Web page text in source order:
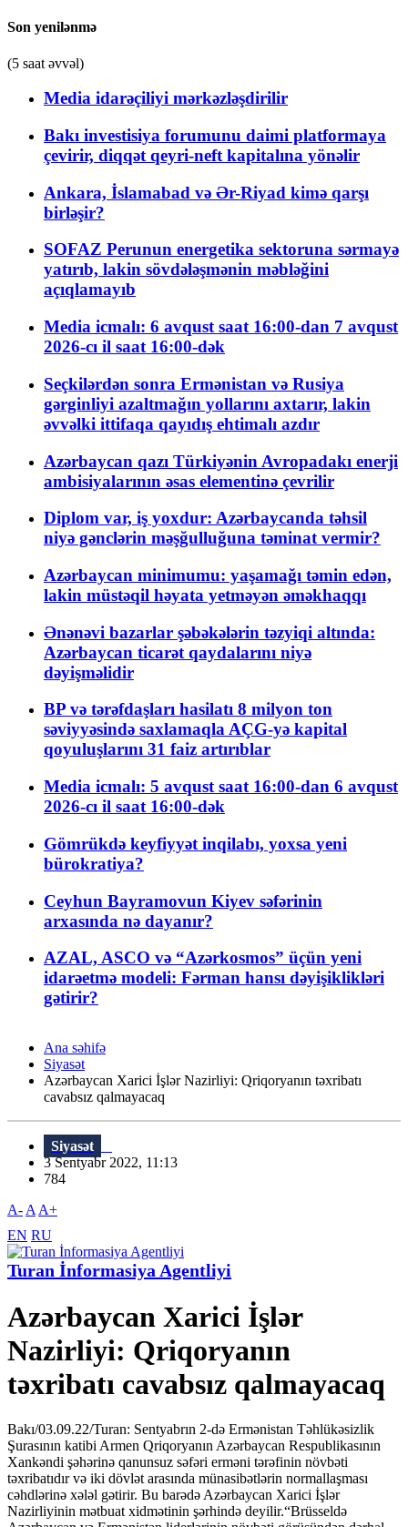
Son yenilənmə
(5 saat əvvəl)
Media idarəçiliyi mərkəzləşdirilir
Bakı investisiya forumunu daimi platformaya
çevirir, diqqət qeyri-neft kapitalına yönəlir
Ankara, İslamabad və Ər-Riyad kimə qarşı
birləşir?
SOFAZ Perunun energetika sektoruna sərmayə
yatırıb, lakin sövdələşmənin məbləğini
açıqlamayıb
Media icmalı: 6 avqust saat 16:00-dan 7 avqust
2026-cı il saat 16:00-dək
Seçkilərdən sonra Ermənistan və Rusiya
gərginliyi azaltmağın yollarını axtarır, lakin
əvvəlki ittifaqa qayıdış ehtimalı azdır
Azərbaycan qazı Türkiyənin Avropadakı enerji
ambisiyalarının əsas elementinə çevrilir
Diplom var, iş yoxdur: Azərbaycanda təhsil
niyə gənclərin məşğulluğuna təminat vermir?
Azərbaycan minimumu: yaşamağı təmin edən,
lakin müstəqil həyata yetməyən əməkhaqqı
Ənənəvi bazarlar şəbəkələrin təzyiqi altında:
Azərbaycan ticarət qaydalarını niyə
dəyişməlidir
BP və tərəfdaşları hasilatı 8 milyon ton
səviyyəsində saxlamaqla AÇG-yə kapital
qoyuluşlarını 31 faiz artırıblar
Media icmalı: 5 avqust saat 16:00-dan 6 avqust
2026-cı il saat 16:00-dək
Gömrükdə keyfiyyət inqilabı, yoxsa yeni
bürokratiya?
Ceyhun Bayramovun Kiyev səfərinin
arxasında nə dayanır?
AZAL, ASCO və “Azərkosmos” üçün yeni
idarəetmə modeli: Fərman hansı dəyişiklikləri
gətirir?
Ana səhifə
Siyasət
Azərbaycan Xarici İşlər Nazirliyi: Qriqoryanın təxribatı
cavabsız qalmayacaq
Siyasət
3 Sentyabr 2022, 11:13
784
A- A A+
EN RU
Turan İnformasiya Agentliyi
Azərbaycan Xarici İşlər
Nazirliyi: Qriqoryanın
təxribatı cavabsız qalmayacaq
Bakı/03.09.22/Turan: Sentyabrın 2-də Ermənistan Təhlükəsizlik
Şurasının katibi Armen Qriqoryanın Azərbaycan Respublikasının
Xankəndi şəhərinə qanunsuz səfəri erməni tərəfinin növbəti
təxribatıdır və iki dövlət arasında münasibətlərin normallaşması
cəhdlərinə xələl gətirir. Bu barədə Azərbaycan Xarici İşlər
Nazirliyinin mətbuat xidmətinin şərhində deyilir.“Brüsseldə